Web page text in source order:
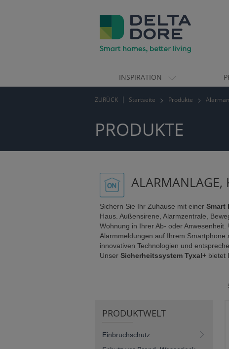
INSPIRATION
ZURÜCK Startseite Produkte
PRODUKTE
ALARMANLAGE,
Sichern Sie Ihr Zuhause mit einer Smart
Haus. Außensirene, Alarmzentrale,
Wohnung in Ihrer Ab- oder
Alarmmeldungen auf Ihrem
innovativen Technologien und
Unser Sicherheitssystem Tyxal+ bietet
PRODUKTWELT
Einbruchschutz